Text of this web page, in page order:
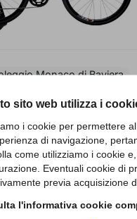
sito web utilizza i
i cookie per permettere
di navigazione,
come utilizziamo i cookie
Eventuali cookie di
previa acquisizione
l'informativa cookie
Monaco di Baviera
| Noleggio | Monaco di
a Monaco
6 su 6 articoli